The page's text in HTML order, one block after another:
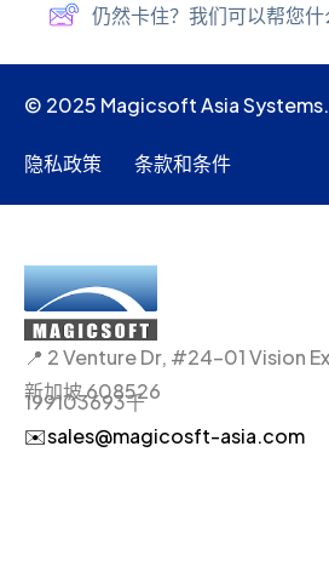
仍然卡住？我们可以帮您什
© 2025 Magicsoft Asia Systems.
隐私政策 条款和条件
📍 2 Venture Dr, #24-01 Vision
新加坡 608526
199103693千
✉️sales@magicosft-asia.com